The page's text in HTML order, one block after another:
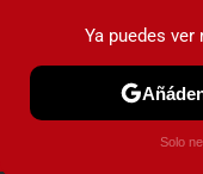
PRUEBASYa puedes
Solo